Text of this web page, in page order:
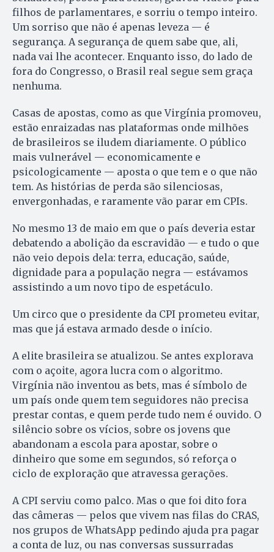
filhos de parlamentares, e sorriu o tempo inteiro.
Um sorriso que não é apenas leveza — é
segurança. A segurança de quem sabe que, ali,
nada vai lhe acontecer. Enquanto isso, do lado de
fora do Congresso, o Brasil real segue sem graça
nenhuma.
Casas de apostas, como as que Virgínia promoveu,
estão enraizadas nas plataformas onde milhões
de brasileiros se iludem diariamente. O público
mais vulnerável — economicamente e
psicologicamente — aposta o que tem e o que não
tem. As histórias de perda são silenciosas,
envergonhadas, e raramente vão parar em CPIs.
No mesmo 13 de maio em que o país deveria estar
debatendo a abolição da escravidão — e tudo o que
não veio depois dela: terra, educação, saúde,
dignidade para a população negra — estávamos
assistindo a um novo tipo de espetáculo.
Um circo que o presidente da CPI prometeu evitar,
mas que já estava armado desde o início.
A elite brasileira se atualizou. Se antes explorava
com o açoite, agora lucra com o algoritmo.
Virgínia não inventou as bets, mas é símbolo de
um país onde quem tem seguidores não precisa
prestar contas, e quem perde tudo nem é ouvido. O
silêncio sobre os vícios, sobre os jovens que
abandonam a escola para apostar, sobre o
dinheiro que some em segundos, só reforça o
ciclo de exploração que atravessa gerações.
A CPI serviu como palco. Mas o que foi dito fora
das câmeras — pelos que vivem nas filas do CRAS,
nos grupos de WhatsApp pedindo ajuda pra pagar
a conta de luz, ou nas conversas sussurradas